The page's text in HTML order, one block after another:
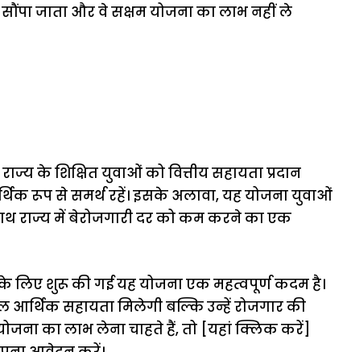
जाता और वे सक्षम योजना का लाभ नहीं ले
के शिक्षित युवाओं को वित्तीय सहायता प्रदान
रूप से समर्थ रहें। इसके अलावा, यह योजना युवाओं
राज्य में बेरोजगारी दर को कम करने का एक
के लिए शुरू की गई यह योजना एक महत्वपूर्ण कदम है।
सहायता मिलेगी बल्कि उन्हें रोजगार की
का लाभ लेना चाहते हैं, तो [यहां क्लिक करें]